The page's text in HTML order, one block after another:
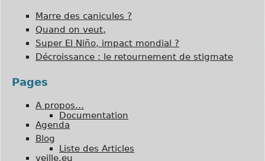
Marre des canicules ?
Quand on veut,
Super El Niño, impact mondial ?
Décroissance : le retournement de stigmate
Pages
A propos…
Documentation
Agenda
Blog
Liste des Articles
veille.eu